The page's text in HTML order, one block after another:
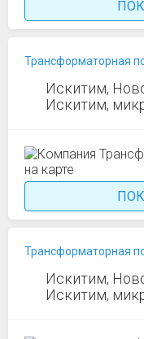
Трансформаторная
Искитим,
Искитим,
Трансформаторная
Искитим,
Искитим,